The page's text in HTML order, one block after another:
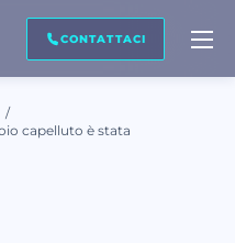
CONTATTACI
capelluto è stata